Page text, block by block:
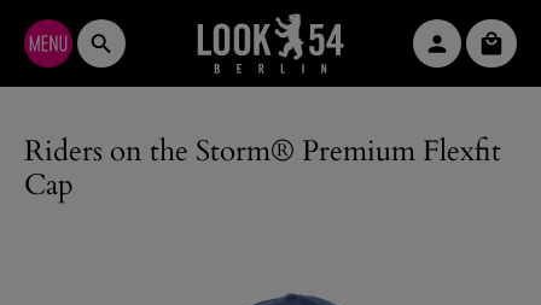
Zum Hauptinhalt springen
Riders on the Storm® Premium Flexfit
Cap